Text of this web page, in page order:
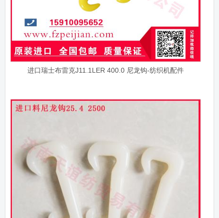
进口瑞士布雷克J11.1LER 400.0 尼龙钩-纺织机配件